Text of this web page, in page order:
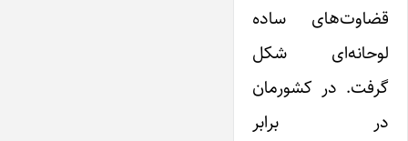
قضاوت‌های ساده
لوحانه‌ای شکل
گرفت. در کشورمان
در برابر